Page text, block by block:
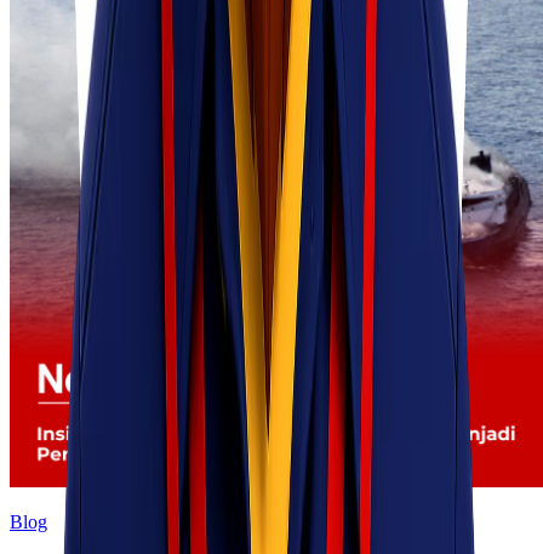
Blog